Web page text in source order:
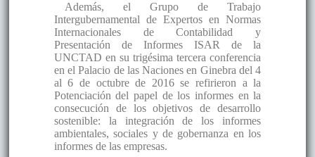
Además, el Grupo de Trabajo
Intergubernamental de Expertos en Normas
Internacionales de Contabilidad y
Presentación de Informes ISAR de la
UNCTAD en su trigésima tercera conferencia
en el Palacio de las Naciones en Ginebra del 4
al 6 de octubre de 2016 se refirieron a la
Potenciación del papel de los informes en la
consecución de los objetivos de desarrollo
sostenible: la integración de los informes
ambientales, sociales y de gobernanza en los
informes de las empresas.